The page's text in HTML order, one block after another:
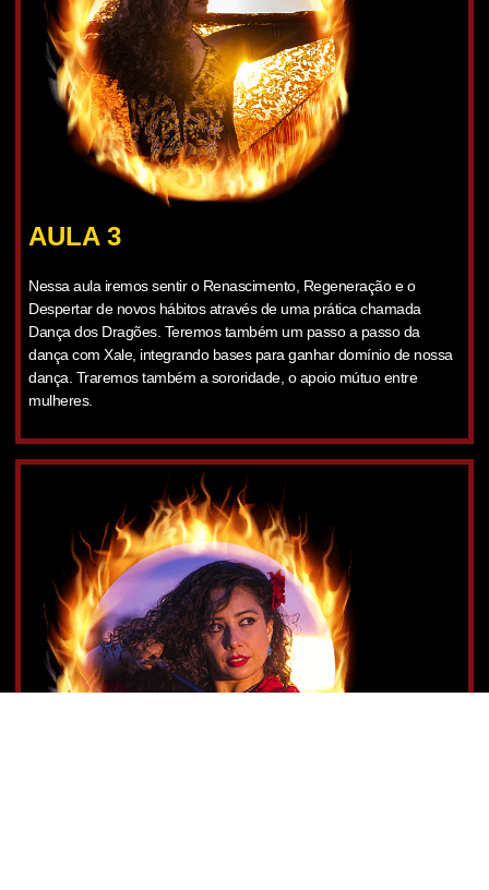
AULA 3
Nessa aula iremos sentir o Renascimento, Regeneração e o
Despertar de novos hábitos através de uma prática chamada
Dança dos Dragões. Teremos também um passo a passo da
dança com Xale, integrando bases para ganhar domínio de nossa
dança. Traremos também a sororidade, o apoio mútuo entre
mulheres.